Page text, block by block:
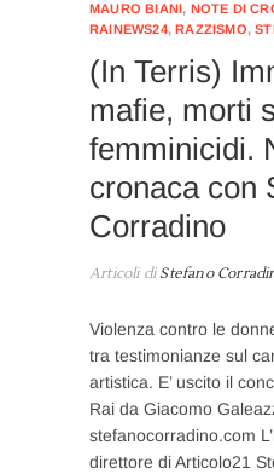
MAURO BIANI, NOTE DI
RAINEWS24,RAZZISMO,
(In Terris)
mafie, morti
femminicidi.
cronaca con
Corradino
Articoli diStefano
Violenza contro le
tra testimonianze sul
artistica. E’ uscito il
Rai da Giacomo
stefanocorradino.com
direttore di Articolo21